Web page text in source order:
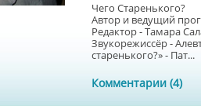
Чего Старенького?
Автор и ведущий
Редактор - Тамара
Звукорежиссёр -
старенького?» - Пат...
Комментарии (4)